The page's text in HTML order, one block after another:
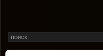
Search
for